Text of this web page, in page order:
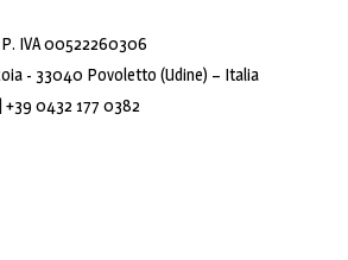
IVA 00522260306
- 33040 Povoletto (Udine) – Italia
0432 177 0382